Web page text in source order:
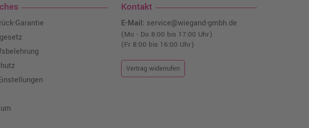
Garantie
Kontakt
E-Mail: service@wiegand-gmbh.de
(Mo - Do 8:00 bis 17:00 Uhr)
(Fr 8:00 bis 16:00 Uhr)
Vertrag widerrufen